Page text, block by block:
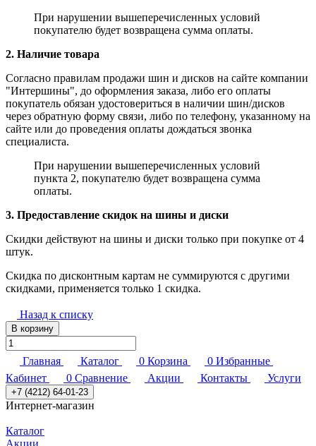
При нарушении вышеперечисленных условий
покупателю будет возвращена сумма оплаты.
2. Наличие товара
Согласно правилам продажи шин и дисков на сайте компании
"Интершины", до оформления заказа, либо его оплаты
покупатель обязан удостовериться в наличии шин/дисков
через обратную форму связи, либо по телефону, указанному на
сайте или до проведения оплаты дождаться звонка
специалиста.
При нарушении вышеперечисленных условий
пункта 2, покупателю будет возвращена сумма
оплаты.
3. Предоставление скидок на шины и диски
Скидки действуют на шины и диски только при покупке от 4
штук.
Скидка по дисконтным картам не суммируются с другими
скидками, применяется только 1 скидка.
Назад к списку
В корзину
Главная Каталог 0 Корзина 0 Избранные
Кабинет
0 Сравнение Акции Контакты Услуги
+7 (4212) 64-01-23
Интернет-магазин
Каталог
Акции